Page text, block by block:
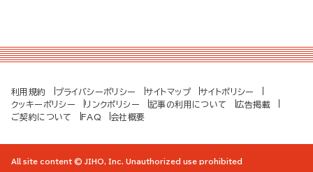
利用規約 プライバシーポリシー サイトマップ
サイトポリシー
クッキーポリシー
リンクポリシー 記事の利用について
広告掲載
ご契約について
FAQ 会社概要
All site content © JIHO, Inc. Unauthorized use prohibited